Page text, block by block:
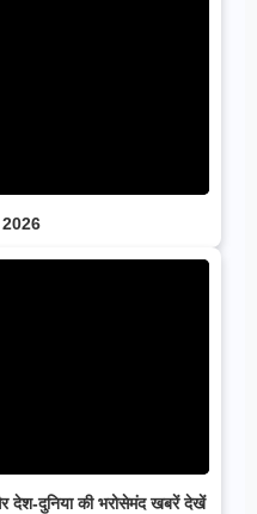
देश-दुनिया की भरोसेमंद खबरें देखें